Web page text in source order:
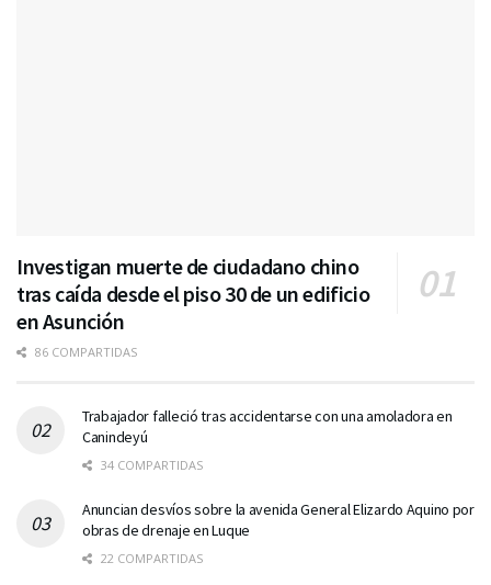
Investigan muerte de ciudadano chino
tras caída desde el piso 30 de un edificio
en Asunción
86 COMPARTIDAS
Trabajador falleció tras accidentarse con una amoladora en
Canindeyú
34 COMPARTIDAS
Anuncian desvíos sobre la avenida General Elizardo Aquino por
obras de drenaje en Luque
22 COMPARTIDAS